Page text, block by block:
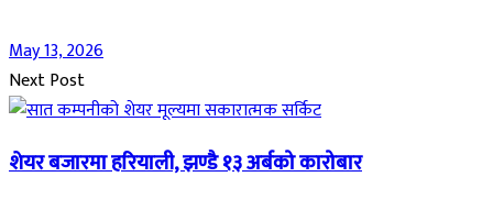
May 13, 2026
Next Post
शेयर बजारमा हरियाली, झण्डै १३ अर्बको कारोबार